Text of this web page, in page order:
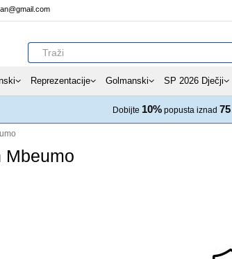
Reprezentacije Golmanski SP 2026 Dječji
Dobijte 10% popusta iznad 75
Mbeumo